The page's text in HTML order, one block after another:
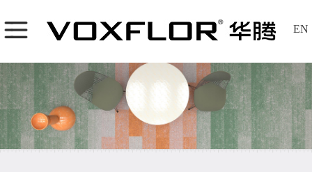
EN